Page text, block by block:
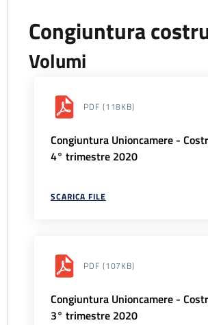
Congiuntura
Volumi
PDF (118KB)
Congiuntura Unioncamere -
4° trimestre 2020
SCARICA FILE
PDF (107KB)
Congiuntura Unioncamere -
3° trimestre 2020